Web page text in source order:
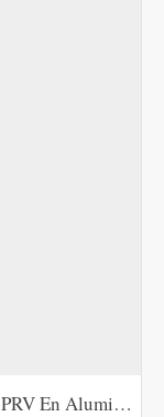
Poutres De Support De Caillebotis En PRV En Aluminium